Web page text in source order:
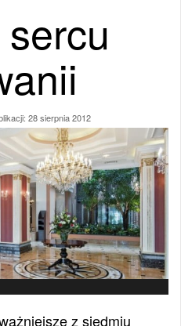
28 sierpnia 2012
z siedmiu